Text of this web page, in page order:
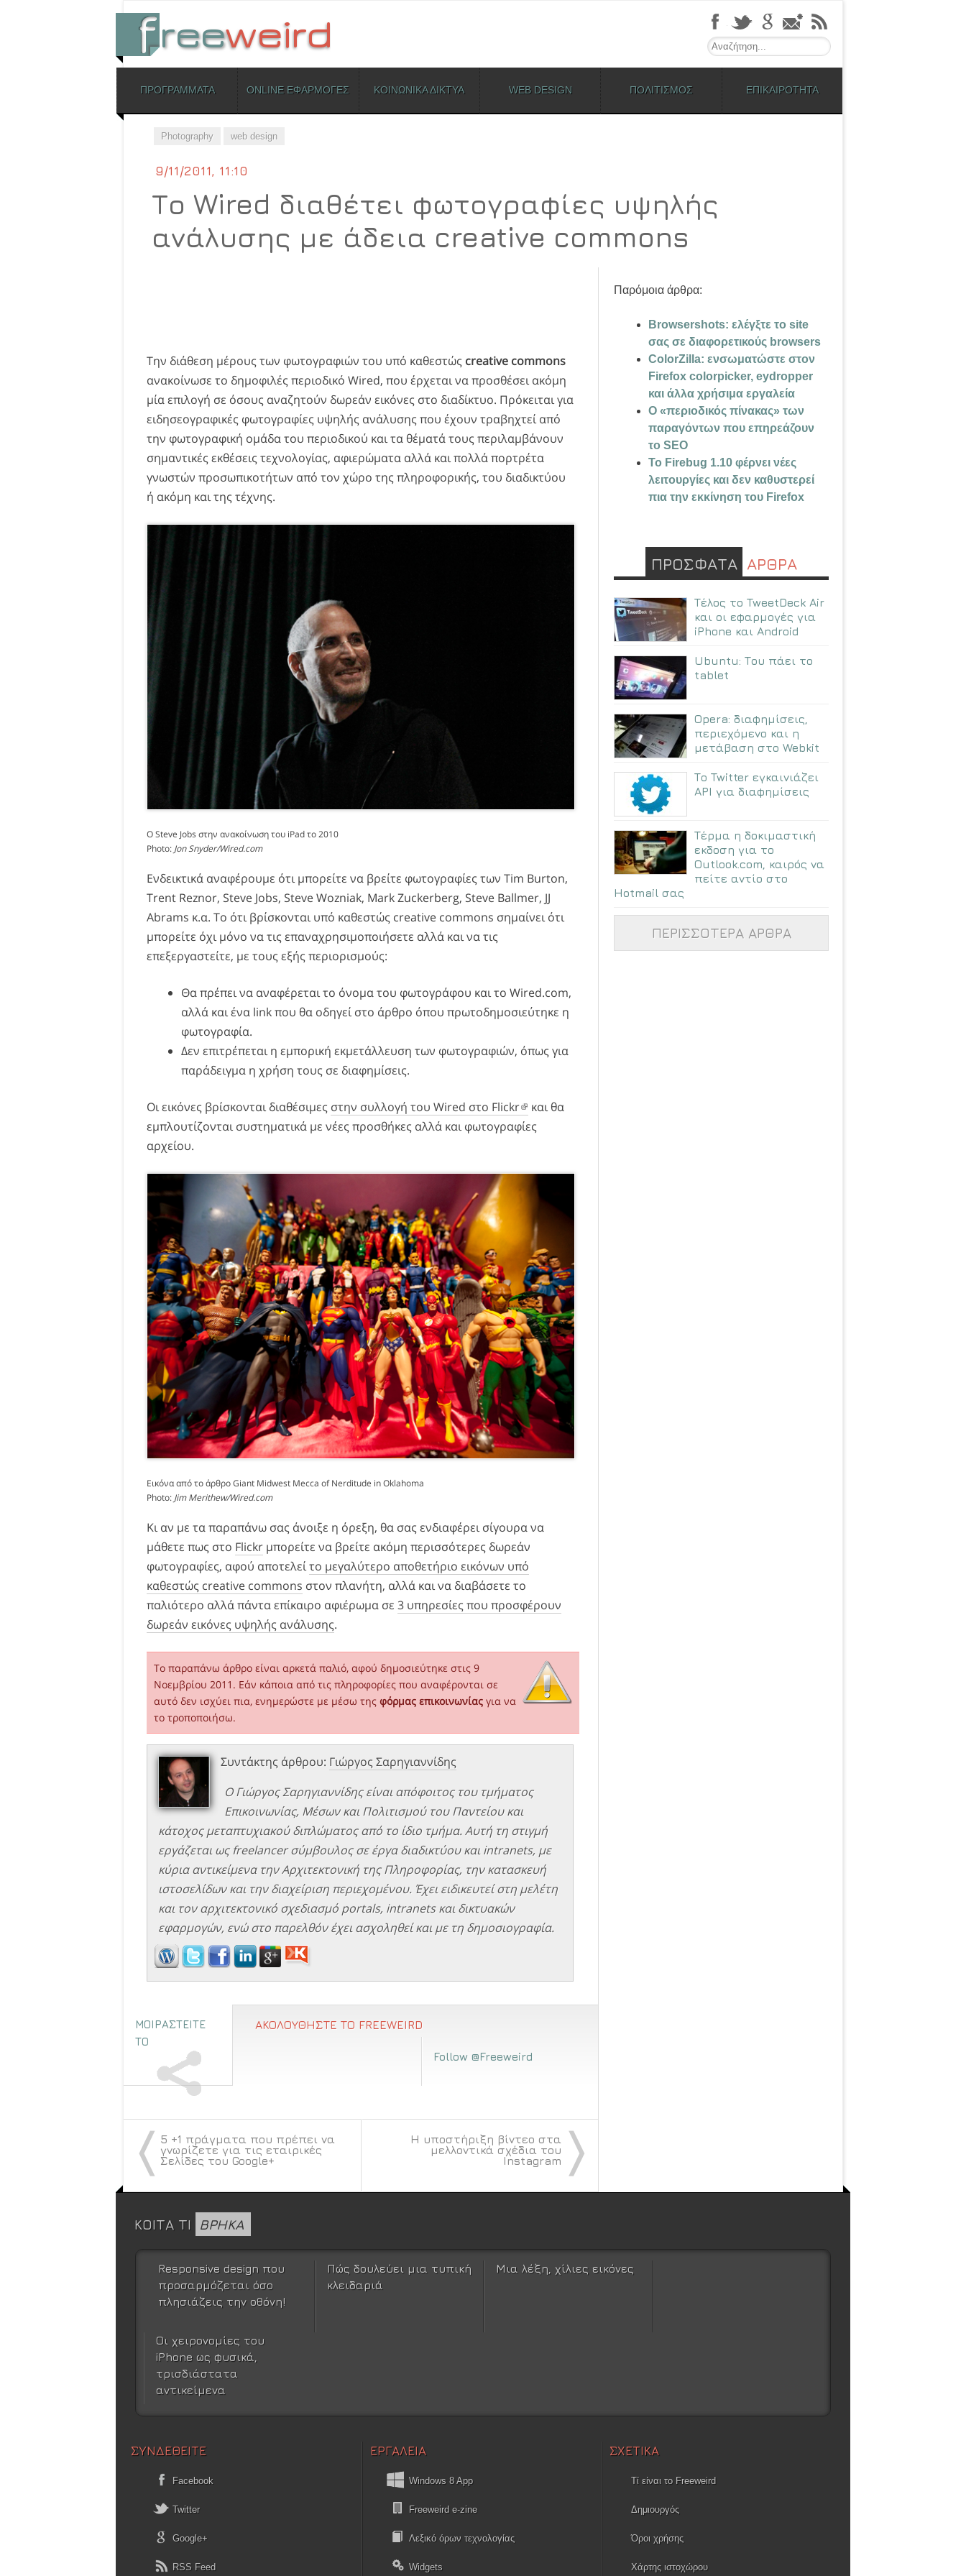
Search
Skip to content
ΠΡΟΓΡΑΜΜΑΤΑ ONLINE ΕΦΑΡΜΟΓΕΣ ΚΟΙΝΩΝΙΚΑ ΔΙΚΤΥΑ WEB DESIGN ΠΟΛΙΤΙΣΜΟΣ ΕΠΙΚΑΙΡΟΤΗΤΑ
Photography web design
9/11/2011, 11:10
Το Wired διαθέτει φωτογραφίες υψηλής
ανάλυσης με άδεια creative commons
Την διάθεση μέρους των φωτογραφιών του υπό καθεστώς creative commons
ανακοίνωσε το δημοφιλές περιοδικό Wired, που έρχεται να προσθέσει ακόμη
μία επιλογή σε όσους αναζητούν δωρεάν εικόνες στο διαδίκτυο. Πρόκειται για
ειδησεογραφικές φωτογραφίες υψηλής ανάλυσης που έχουν τραβηχτεί από
την φωτογραφική ομάδα του περιοδικού και τα θέματά τους περιλαμβάνουν
σημαντικές εκθέσεις τεχνολογίας, αφιερώματα αλλά και πολλά πορτρέτα
γνωστών προσωπικοτήτων από τον χώρο της πληροφορικής, του διαδικτύου
ή ακόμη και της τέχνης.
O Steve Jobs στην ανακοίνωση του iPad το 2010
Photo: Jon Snyder/Wired.com
Ενδεικτικά αναφέρουμε ότι μπορείτε να βρείτε φωτογραφίες των Tim Burton,
Trent Reznor, Steve Jobs, Steve Wozniak, Mark Zuckerberg, Steve Ballmer, JJ
Abrams κ.α. Το ότι βρίσκονται υπό καθεστώς creative commons σημαίνει ότι
μπορείτε όχι μόνο να τις επαναχρησιμοποιήσετε αλλά και να τις
επεξεργαστείτε, με τους εξής περιορισμούς:
Θα πρέπει να αναφέρεται το όνομα του φωτογράφου και το Wired.com,
αλλά και ένα link που θα οδηγεί στο άρθρο όπου πρωτοδημοσιεύτηκε η
φωτογραφία.
Δεν επιτρέπεται η εμπορική εκμετάλλευση των φωτογραφιών, όπως για
παράδειγμα η χρήση τους σε διαφημίσεις.
Οι εικόνες βρίσκονται διαθέσιμες στην συλλογή του Wired στο Flickr
και θα
εμπλουτίζονται συστηματικά με νέες προσθήκες αλλά και φωτογραφίες
αρχείου.
Εικόνα από το άρθροGiant Midwest Mecca of Nerditude in Oklahoma
Photo: Jim Merithew/Wired.com
Κι αν με τα παραπάνω σας άνοιξε η όρεξη, θα σας ενδιαφέρει σίγουρα να
μάθετε πως στο Flickr μπορείτε να βρείτε ακόμη περισσότερες δωρεάν
φωτογραφίες, αφού αποτελείτο μεγαλύτερο αποθετήριο εικόνων υπό
καθεστώς creative commons στον πλανήτη, αλλά και να διαβάσετε το
παλιότερο αλλά πάντα επίκαιρο αφιέρωμα σε 3 υπηρεσίες που προσφέρουν
δωρεάν εικόνες υψηλής ανάλυσης.
Το παραπάνω άρθρο είναι αρκετά παλιό, αφού δημοσιεύτηκε στις 9
Νοεμβρίου 2011. Εάν κάποια από τις πληροφορίες που αναφέρονται σε
αυτό δεν ισχύει πια, ενημερώστε με μέσω της φόρμας επικοινωνίας για να
το τροποποιήσω.
Συντάκτης άρθρου: Γιώργος Σαρηγιαννίδης
Ο Γιώργος Σαρηγιαννίδης είναι απόφοιτος του τμήματος
Επικοινωνίας, Μέσων και Πολιτισμού του Παντείου και
κάτοχος μεταπτυχιακού διπλώματος από το ίδιο τμήμα. Αυτή τη στιγμή
εργάζεται ως freelancer σύμβουλος σε έργα διαδικτύου και intranets, με
κύρια αντικείμενα την Αρχιτεκτονική της Πληροφορίας, την κατασκευή
ιστοσελίδων και την διαχείριση περιεχομένου. Έχει ειδικευτεί στη μελέτη
και τον αρχιτεκτονικό σχεδιασμό portals, intranets και δικτυακών
εφαρμογών, ενώ στο παρελθόν έχει ασχοληθεί και με τη δημοσιογραφία.
ΜΟΙΡΑΣΤΕΙΤΕ
ΤΟ
ΑΚΟΛΟΥΘΗΣΤΕ ΤΟ FREEWEIRD
Follow @Freeweird
〈
5 +1 πράγματα που πρέπει να
γνωρίζετε για τις εταιρικές
Σελίδες του Google+
〉
Η υποστήριξη βίντεο στα
μελλοντικά σχέδια του
Instagram
Παρόμοια άρθρα:
Browsershots: ελέγξτε το site
σας σε διαφορετικούς browsers
ColorZilla: ενσωματώστε στον
Firefox colorpicker, eydropper
και άλλα χρήσιμα εργαλεία
Ο «περιοδικός πίνακας» των
παραγόντων που επηρεάζουν
το SEO
Το Firebug 1.10 φέρνει νέες
λειτουργίες και δεν καθυστερεί
πια την εκκίνηση του Firefox
ΠΡΟΣΦΑΤΑ ΑΡΘΡΑ
Τέλος το TweetDeck Air
και οι εφαρμογές για
iPhone και Android
Ubuntu: Tου πάει το
tablet
Opera: διαφημίσεις,
περιεχόμενο και η
μετάβαση στο Webkit
Το Twitter εγκαινιάζει
API για διαφημίσεις
Τέρμα η δοκιμαστική
εκδοση για το
Outlook.com, καιρός να
πείτε αντίο στο
Hotmail σας
ΠΕΡΙΣΣΟΤΕΡΑ ΑΡΘΡΑ
ΚΟΙΤΑ ΤΙ ΒΡΗΚΑ
Responsive design που
προσαρμόζεται όσο
πλησιάζεις την οθόνη!
Πώς δουλεύει μια τυπική
κλειδαριά
Μια λέξη, χίλιες εικόνες
Οι χειρονομίες του
iPhone ως φυσικά,
τρισδιάστατα
αντικείμενα
ΣΥΝΔΕΘΕΙΤΕ
Facebook
Twitter
Google+
RSS Feed
ΕΡΓΑΛΕΙΑ
Windows 8 App
Freeweird e-zine
Λεξικό όρων τεχνολογίας
Widgets
ΣΧΕΤΙΚΑ
Τί είναι το Freeweird
Δημιουργός
Όροι χρήσης
Χάρτης ιστοχώρου